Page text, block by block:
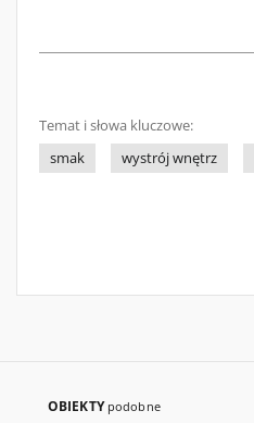
Temat i słowa kluczowe:
smak
wystrój wnętrz
OBIEKTY podobne